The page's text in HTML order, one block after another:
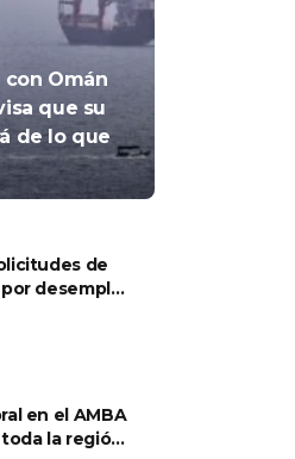
con Omán
que su
de lo que
de
desempleo
en el AMBA
la región: